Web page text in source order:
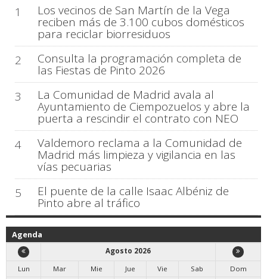
1 Los vecinos de San Martín de la Vega
reciben más de 3.100 cubos domésticos
para reciclar biorresiduos
2
Consulta la programación completa de
las Fiestas de Pinto 2026
3
La Comunidad de Madrid avala al
Ayuntamiento de Ciempozuelos y abre la
puerta a rescindir el contrato con NEO
4
Valdemoro reclama a la Comunidad de
Madrid más limpieza y vigilancia en las
vías pecuarias
5
El puente de la calle Isaac Albéniz de
Pinto abre al tráfico
Agenda
Agosto 2026
Lun
Mar Mie Jue Vie Sab
Dom